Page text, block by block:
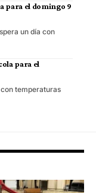
para el domingo 9
un día con
para el
temperaturas